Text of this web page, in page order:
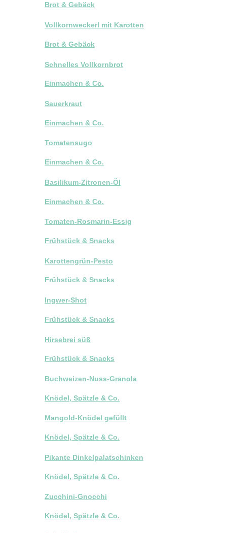
Brot & Gebäck
Vollkornweckerl mit Karotten
Brot & Gebäck
Schnelles Vollkornbrot
Einmachen & Co.
Sauerkraut
Einmachen & Co.
Tomatensugo
Einmachen & Co.
Basilikum-Zitronen-Öl
Einmachen & Co.
Tomaten-Rosmarin-Essig
Frühstück & Snacks
Karottengrün-Pesto
Frühstück & Snacks
Ingwer-Shot
Frühstück & Snacks
Hirsebrei süß
Frühstück & Snacks
Buchweizen-Nuss-Granola
Knödel, Spätzle & Co.
Mangold-Knödel gefüllt
Knödel, Spätzle & Co.
Pikante Dinkelpalatschinken
Knödel, Spätzle & Co.
Zucchini-Gnocchi
Knödel, Spätzle & Co.